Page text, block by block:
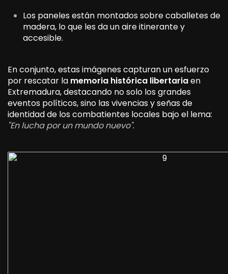
Los paneles están montados sobre caballetes de
madera, lo que les da un aire itinerante y
accesible.
En conjunto, estas imágenes capturan un esfuerzo
por rescatar la memoria histórica libertariaen
Extremadura, destacando no solo los grandes
eventos políticos, sino las vivencias y señas de
identidad de los combatientes locales bajo el lema:
"En lucha por un mundo nuevo".